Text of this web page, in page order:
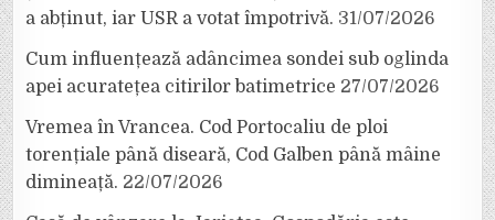
a abținut, iar USR a votat împotrivă. 31/07/2026
Cum influențează adâncimea sondei sub oglinda
apei acuratețea citirilor batimetrice 27/07/2026
Vremea în Vrancea. Cod Portocaliu de ploi
torențiale până diseară, Cod Galben până mâine
dimineață. 22/07/2026